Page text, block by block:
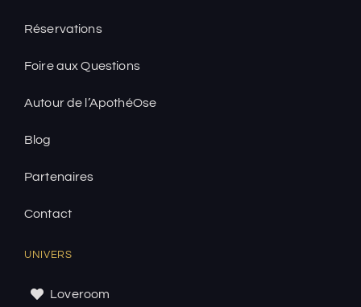
Réservations
Foire aux Questions
Autour de l’ApothéOse
Blog
Partenaires
Contact
UNIVERS
Loveroom